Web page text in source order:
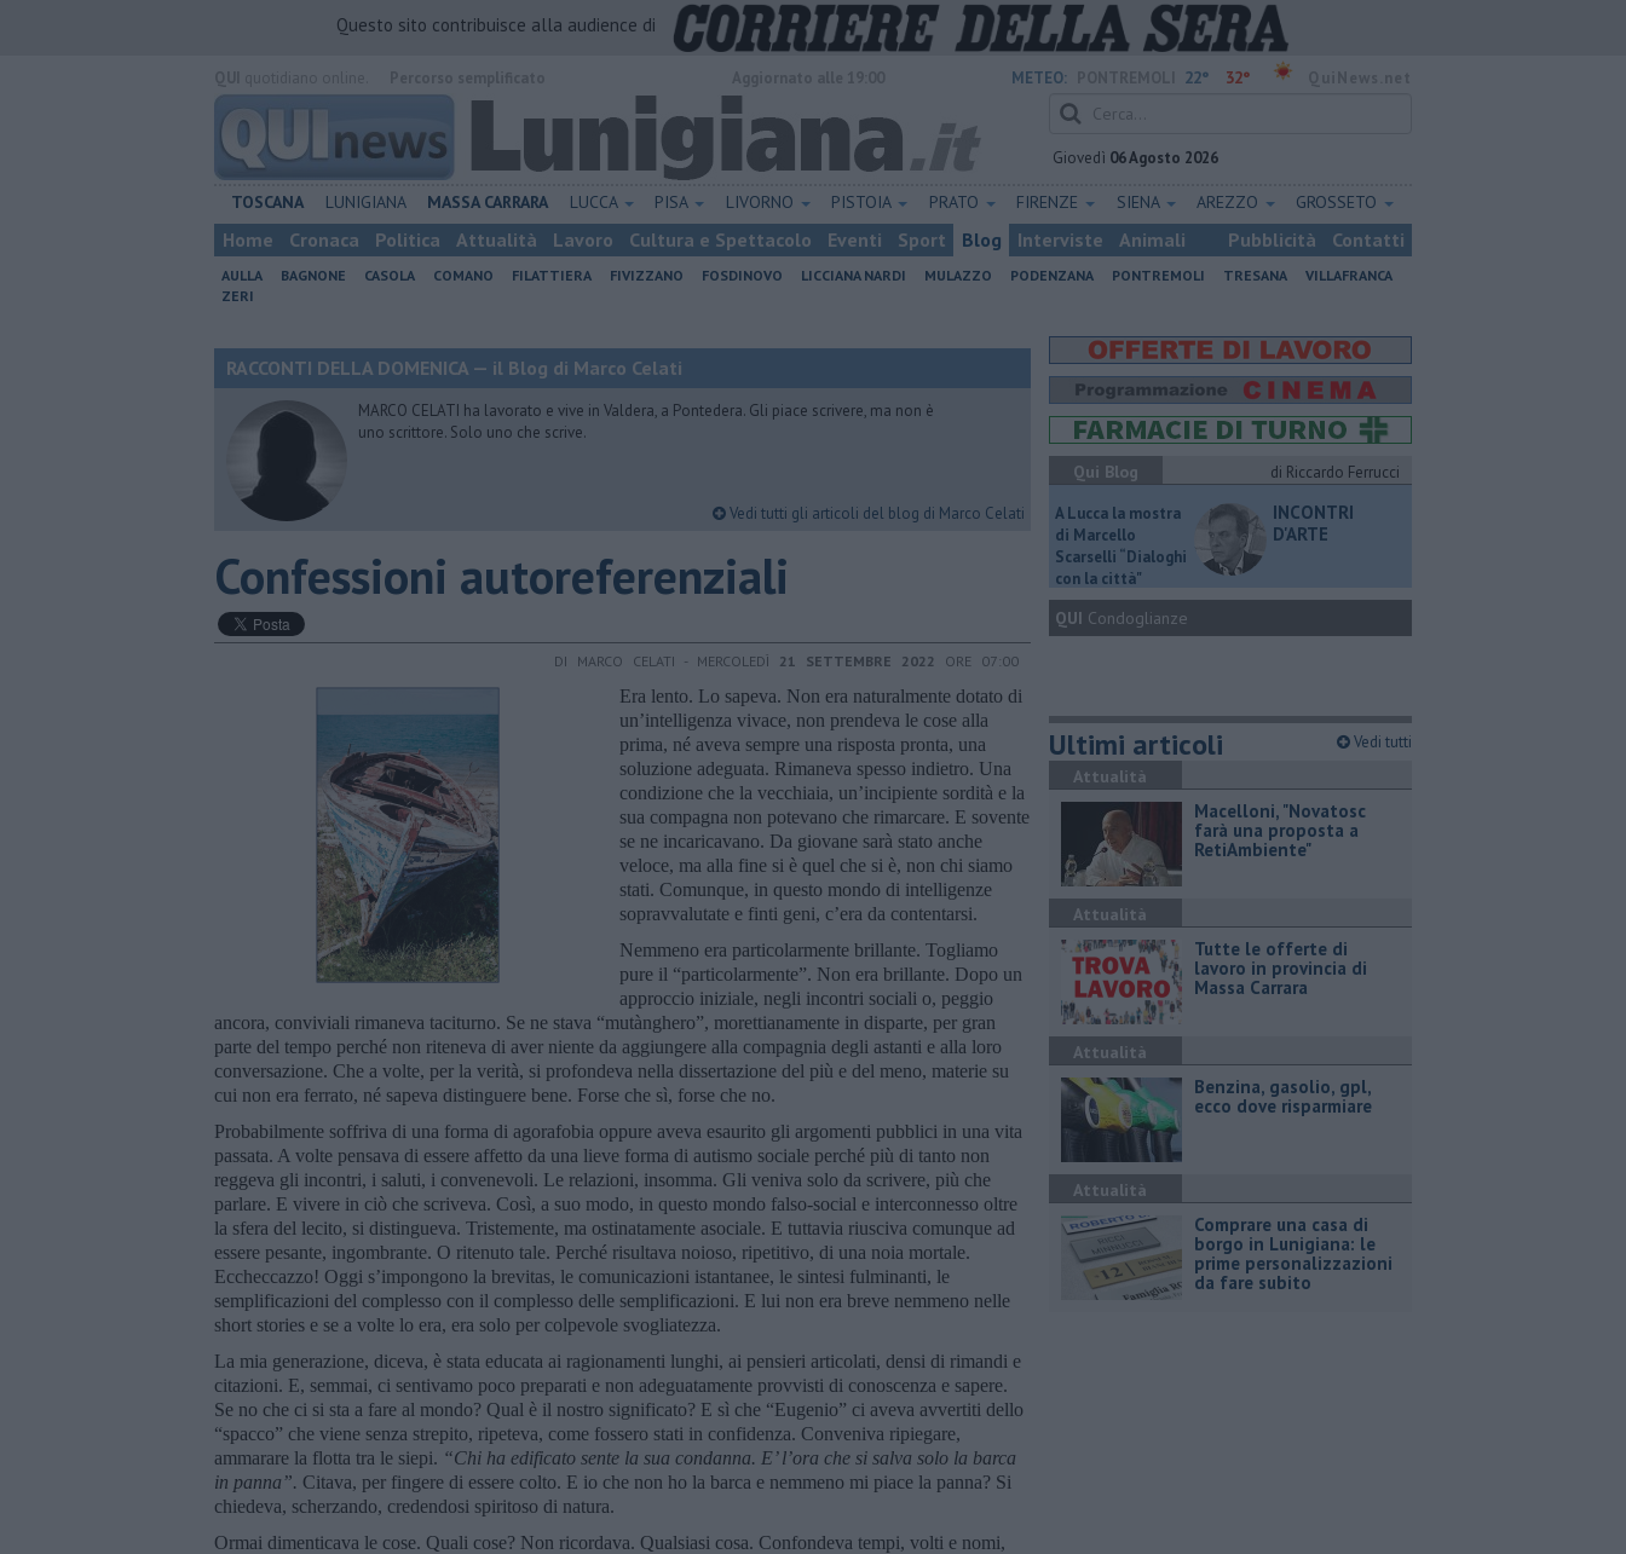
Questo sito contribuisce alla audience di
METEO: 22° 32°
Giovedì 06 Agosto 2026
TOSCANA LUNIGIANA MASSA CARRARA LUCCA PISA LIVORNO PISTOIA PRATO FIRENZE SIENA AREZZO GROSSETO
Home Cronaca Politica Attualità Lavoro Cultura e Spettacolo Eventi Sport Blog Interviste Animali Pubblicità Contatti
AULLA BAGNONE CASOLA COMANO FILATTIERA FIVIZZANO FOSDINOVO LICCIANA NARDI MULAZZO PODENZANA PONTREMOLI TRESANA
VILLAFRANCA
ZERI
RACCONTI DELLA DOMENICA — il Blog di Marco Celati
MARCO CELATI ha lavorato e vive in Valdera, a Pontedera. Gli piace scrivere, ma non è
uno scrittore. Solo uno che scrive.
Vedi tutti gli articoli del blog di Marco Celati
Confessioni autoreferenziali
DI MARCO CELATI - MERCOLEDÌ 21 SETTEMBRE 2022 ORE 07:00
Era lento. Lo sapeva. Non era naturalmente dotato di
un’intelligenza vivace, non prendeva le cose alla
prima, né aveva sempre una risposta pronta, una
soluzione adeguata. Rimaneva spesso indietro. Una
condizione che la vecchiaia, un’incipiente sordità e la
sua compagna non potevano che rimarcare. E sovente
se ne incaricavano. Da giovane sarà stato anche
veloce, ma alla fine si è quel che si è, non chi siamo
stati. Comunque, in questo mondo di intelligenze
sopravvalutate e finti geni, c’era da contentarsi.
Nemmeno era particolarmente brillante. Togliamo
pure il “particolarmente”. Non era brillante. Dopo un
approccio iniziale, negli incontri sociali o, peggio
ancora, conviviali rimaneva taciturno. Se ne stava “mutànghero”, morettianamente in disparte, per gran
parte del tempo perché non riteneva di aver niente da aggiungere alla compagnia degli astanti e alla loro
conversazione. Che a volte, per la verità, si profondeva nella dissertazione del più e del meno, materie su
cui non era ferrato, né sapeva distinguere bene. Forse che sì, forse che no.
Probabilmente soffriva di una forma di agorafobia oppure aveva esaurito gli argomenti pubblici in una vita
passata. A volte pensava di essere affetto da una lieve forma di autismo sociale perché più di tanto non
reggeva gli incontri, i saluti, i convenevoli. Le relazioni, insomma. Gli veniva solo da scrivere, più che
parlare. E vivere in ciò che scriveva. Così, a suo modo, in questo mondo falso-social e interconnesso oltre
la sfera del lecito, si distingueva. Tristemente, ma ostinatamente asociale. E tuttavia riusciva comunque ad
essere pesante, ingombrante. O ritenuto tale. Perché risultava noioso, ripetitivo, di una noia mortale.
Eccheccazzo! Oggi s’impongono la brevitas, le comunicazioni istantanee, le sintesi fulminanti, le
semplificazioni del complesso con il complesso delle semplificazioni. E lui non era breve nemmeno nelle
short stories e se a volte lo era, era solo per colpevole svogliatezza.
La mia generazione, diceva, è stata educata ai ragionamenti lunghi, ai pensieri articolati, densi di rimandi e
citazioni. E, semmai, ci sentivamo poco preparati e non adeguatamente provvisti di conoscenza e sapere.
Se no che ci si sta a fare al mondo? Qual è il nostro significato? E sì che “Eugenio” ci aveva avvertiti dello
“spacco” che viene senza strepito, ripeteva, come fossero stati in confidenza. Conveniva ripiegare,
ammarare la flotta tra le siepi. “Chi ha edificato sente la sua condanna. E’ l’ora che si salva solo la barca
in panna”. Citava, per fingere di essere colto. E io che non ho la barca e nemmeno mi piace la panna? Si
chiedeva, scherzando, credendosi spiritoso di natura.
Ormai dimenticava le cose. Quali cose? Non ricordava. Qualsiasi cosa. Confondeva tempi, volti e nomi,
Qui Blog
di Riccardo Ferrucci
A Lucca la mostra
di Marcello
Scarselli “Dialoghi
con la città"
INCONTRI
D'ARTE
QUI Condoglianze
Ultimi articoli Vedi tutti
Attualità
Macelloni, "Novatosc
farà una proposta a
RetiAmbiente"
Attualità
​Tutte le offerte di
lavoro in provincia di
Massa Carrara
Attualità
​Benzina, gasolio, gpl,
ecco dove risparmiare
Attualità
Comprare una casa di
borgo in Lunigiana: le
prime personalizzazioni
da fare subito